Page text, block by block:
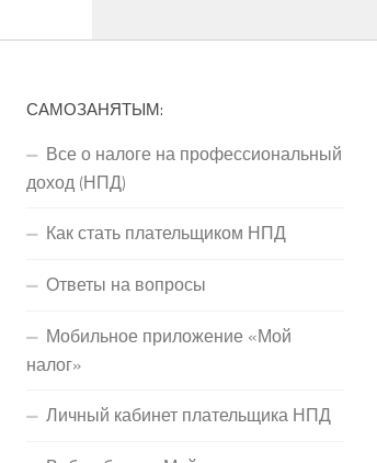
САМОЗАНЯТЫМ:
Все о налоге на профессиональный
доход (НПД)
Как стать плательщиком НПД
Ответы на вопросы
Мобильное приложение «Мой
налог»
Личный кабинет плательщика НПД